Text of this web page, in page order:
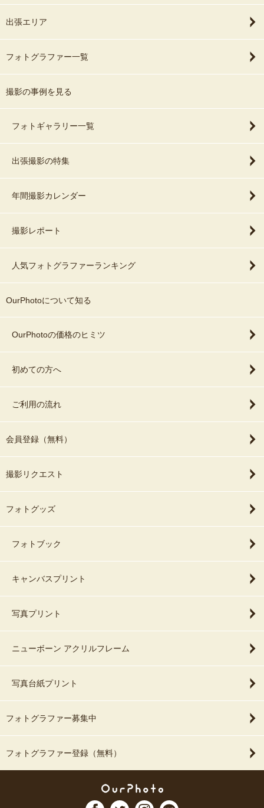
出張エリア
フォトグラファー一覧
撮影の事例を見る
フォトギャラリー一覧
出張撮影の特集
年間撮影カレンダー
撮影レポート
人気フォトグラファーランキング
OurPhotoについて知る
OurPhotoの価格のヒミツ
初めての方へ
ご利用の流れ
会員登録（無料）
撮影リクエスト
フォトグッズ
フォトブック
キャンバスプリント
写真プリント
ニューボーン アクリルフレーム
写真台紙プリント
フォトグラファー募集中
フォトグラファー登録（無料）